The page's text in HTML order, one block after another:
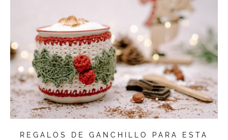
REGALOS DE GANCHILLO PARA ESTA